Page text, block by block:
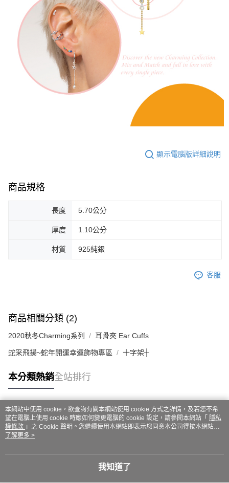
顯示電腦版詳細說明
商品規格
長度 5.70公分
厚度 1.10公分
材質 925純銀
客服
商品相關分類 (2)
2020秋冬Charming系列 耳骨夾 Ear Cuffs
蛇采飛揚~蛇年開運幸運飾物專區 十字架┼
本分類熱銷全站排行
熱門標籤
本網站中使用 cookie，欲查詢有關本網站使用 cookie 方式之詳情，及若您不希
望在電腦上使用 cookie 時應如何變更電腦的 cookie 設定，請參閱本網站「 隱私
權條款 」之 Cookie 聲明。您繼續使用本網站即表示您同意本公司得按本網站使
用條款之 Cookie 聲明使用 cookie。
了解更多 >
我知道了